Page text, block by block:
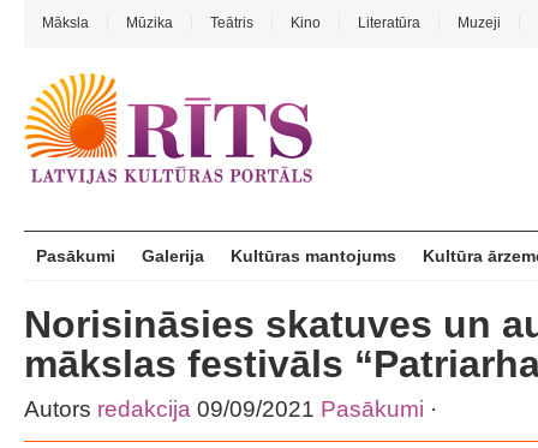
Māksla Mūzika Teātris Kino Literatūra Muzeji
Pasākumi Galerija Kultūras mantojums Kultūra
Norisināsies skatuves un
mākslas festivāls
Autors redakcija 09/09/2021 Pasākumi ·